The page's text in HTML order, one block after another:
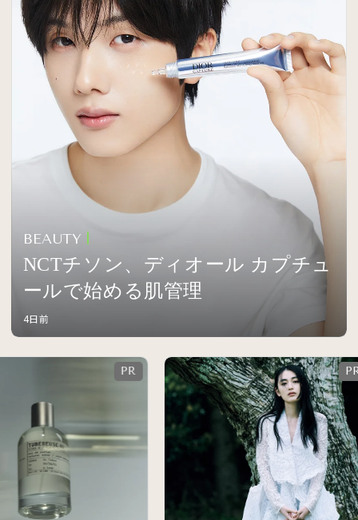
BEAUTY
NCTチソン、ディオール カプチュ
ールで始める肌管理
4日前